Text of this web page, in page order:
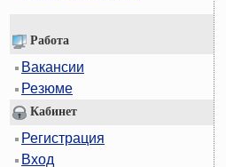
Работа
Вакансии
Резюме
Кабинет
Регистрация
Вход